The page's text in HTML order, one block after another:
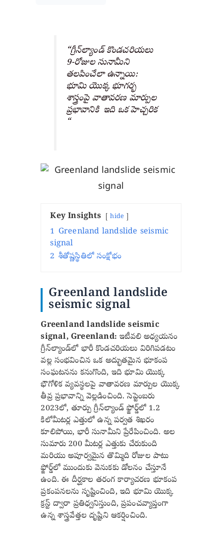
“గ్రీన్‌ల్యాండ్ కొండచరియలు
9-రోజుల సునామీని
తలపించేలా ఉన్నాయి:
భూమి యొక్క భూగర్భ
శాస్త్రంపై వాతావరణ మార్పుల
ప్రభావానికి ఇది ఒక హెచ్చరిక
“
Key Insights hide
1 Greenland landslide seismic
signal
2 శీతోష్ణస్థితిలో సంక్షోభం
Greenland landslide
seismic signal
Greenland landslide seismic
signal, Greenland: ఇటీవలి అధ్యయనం
గ్రీన్‌ల్యాండ్‌లో భారీ కొండచరియలు విరిగిపడటం
వల్ల సంభవించిన ఒక అద్భుతమైన భూకంప
సంఘటనను కనుగొంది, ఇది భూమి యొక్క
భౌగోళిక వ్యవస్థలపై వాతావరణ మార్పుల యొక్క
తీవ్ర ప్రభావాన్ని వెల్లడించింది. సెప్టెంబరు
2023లో, తూర్పు గ్రీన్‌ల్యాండ్ ఫ్జోర్డ్‌లో 1.2
కిలోమీటర్ల ఎత్తులో ఉన్న పర్వత శిఖరం
కూలిపోయి, భారీ సునామీని ప్రేరేపించింది. అల
సుమారు 200 మీటర్ల ఎత్తుకు చేరుకుంది
మరియు అపూర్వమైన తొమ్మిది రోజుల పాటు
ఫ్జోర్డ్‌లో ముందుకు వెనుకకు డోలనం చేస్తూనే
ఉంది. ఈ దీర్ఘకాల తరంగ కార్యాచరణ భూకంప
ప్రకంపనలను సృష్టించింది, ఇది భూమి యొక్క
క్రస్ట్ ద్వారా ప్రతిధ్వనిస్తుంది, ప్రపంచవ్యాప్తంగా
ఉన్న శాస్త్రవేత్తల దృష్టిని ఆకర్షించింది.